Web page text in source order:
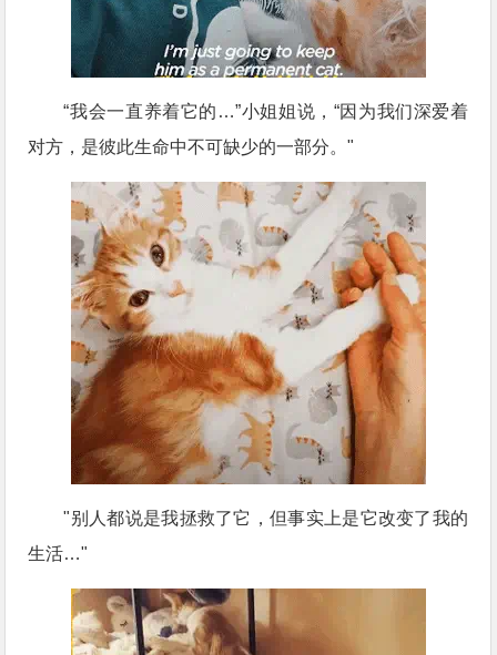
“我会一直养着它的…”小姐姐说，“因为我们深爱着
对方，是彼此生命中不可缺少的一部分。"
"别人都说是我拯救了它，但事实上是它改变了我的
生活…"